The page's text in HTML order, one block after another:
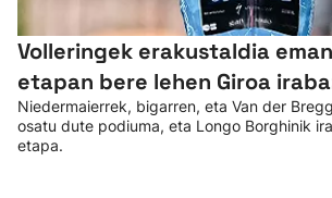
Volleringek erakustaldia
etapan bere lehen Giroa
Niedermaierrek, bigarren, eta Van der
osatu dute podiuma, eta Longo Borghinik
etapa.